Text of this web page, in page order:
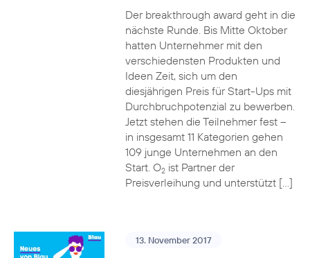
Der breakthrough award geht in die
nächste Runde. Bis Mitte Oktober
hatten Unternehmer mit den
verschiedensten Produkten und
Ideen Zeit, sich um den
diesjährigen Preis für Start-Ups mit
Durchbruchpotenzial zu bewerben.
Jetzt stehen die Teilnehmer fest –
in insgesamt 11 Kategorien gehen
109 junge Unternehmen an den
Start. O2ist Partner der
Preisverleihung und unterstützt […]
13. November 2017